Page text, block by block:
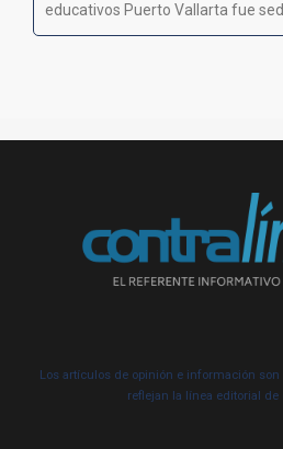
educativos Puerto Vallarta fue
Los artículos de opinión e información
reflejan la línea editorial de